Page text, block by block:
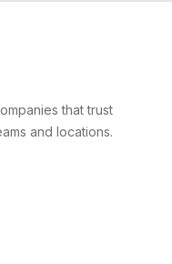
that trust
and locations.